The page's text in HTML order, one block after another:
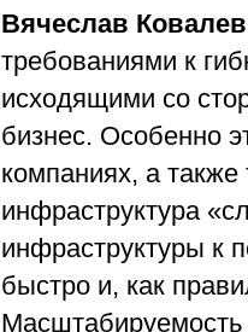
Вячеслав
требованиями к
исходящими со
бизнес. Особенно
компаниях, а
инфраструктура
инфраструктуры к
быстро и, как